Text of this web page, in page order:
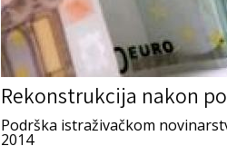
Rekonstrukcija nakon
Podrška istraživačkom
2014